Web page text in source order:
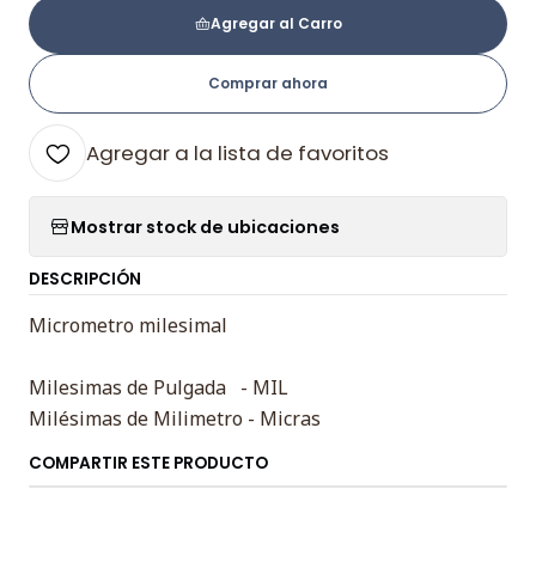
Agregar al Carro
Comprar ahora
Agregar a la lista de favoritos
Mostrar stock de ubicaciones
DESCRIPCIÓN
Micrometro milesimal
Milesimas de Pulgada - MIL
Milésimas de Milimetro - Micras
COMPARTIR ESTE PRODUCTO